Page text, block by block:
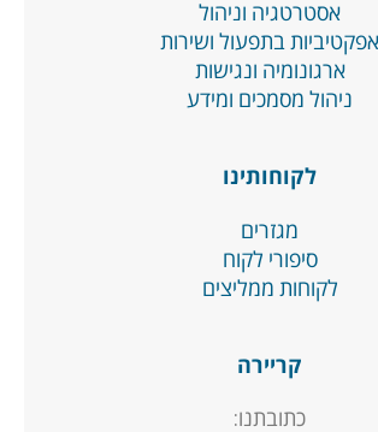
אסטרטגיה וניהול
בתפעול ושירות
ארגונומיה ונגישות
ניהול מסמכים ומידע
לקוחותינו
מגזרים
סיפורי לקוח
לקוחות ממליצים
קריירה
כתובתנו: